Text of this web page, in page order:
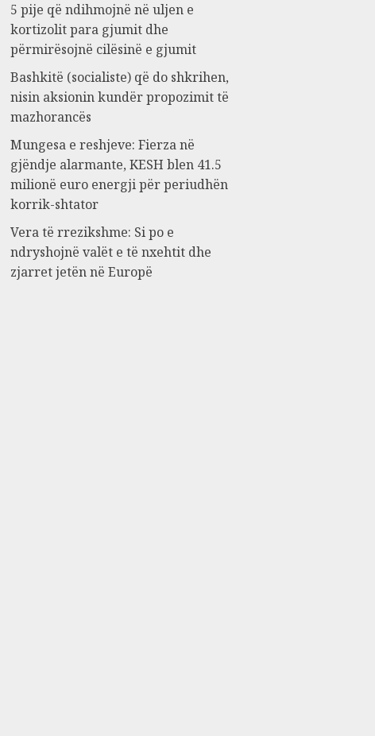
5 pije që ndihmojnë në uljen e
kortizolit para gjumit dhe
përmirësojnë cilësinë e gjumit
Bashkitë (socialiste) që do shkrihen,
nisin aksionin kundër propozimit të
mazhorancës
Mungesa e reshjeve: Fierza në
gjëndje alarmante, KESH blen 41.5
milionë euro energji për periudhën
korrik-shtator
Vera të rrezikshme: Si po e
ndryshojnë valët e të nxehtit dhe
zjarret jetën në Europë